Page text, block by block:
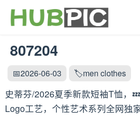
807204
📅2026-06-03 🏷️men clothes
史蒂芬/2026夏季新款短袖T恤，
Logo工艺，个性艺术系列全网独